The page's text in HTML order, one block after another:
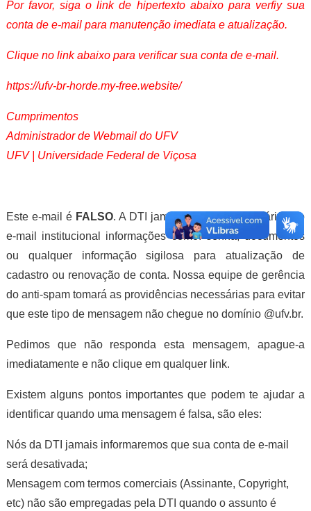
Por favor, siga o link de hipertexto abaixo para verfiy sua
conta de e-mail para manutenção imediata e atualização.
Clique no link abaixo para verificar sua conta de e-mail.
https://ufv-br-horde.my-free.website/
Cumprimentos
Administrador de Webmail do UFV
UFV | Universidade Federal de Viçosa
Este e-mail é FALSO. A DTI jamais solicita aos usuários do
e-mail institucional informações como: senha, documentos
ou qualquer informação sigilosa para atualização de
cadastro ou renovação de conta. Nossa equipe de gerência
do anti-spam tomará as providências necessárias para evitar
que este tipo de mensagem não chegue no domínio @ufv.br.
Pedimos que não responda esta mensagem, apague-a
imediatamente e não clique em qualquer link.
Existem alguns pontos importantes que podem te ajudar a
identificar quando uma mensagem é falsa, são eles:
Nós da DTI jamais informaremos que sua conta de e-mail
será desativada;
Mensagem com termos comerciais (Assinante, Copyright,
etc) não são empregadas pela DTI quando o assunto é